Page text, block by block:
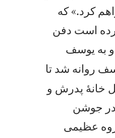
كرد.» كه
است دفن
به يوسف
روانه شد تا
خانهٔ پدرش و
در جوشن
عظيمی